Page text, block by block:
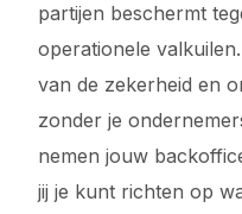
partijen beschermt
operationele
van de zekerheid en
zonder je
nemen jouw
jij je kunt richten op